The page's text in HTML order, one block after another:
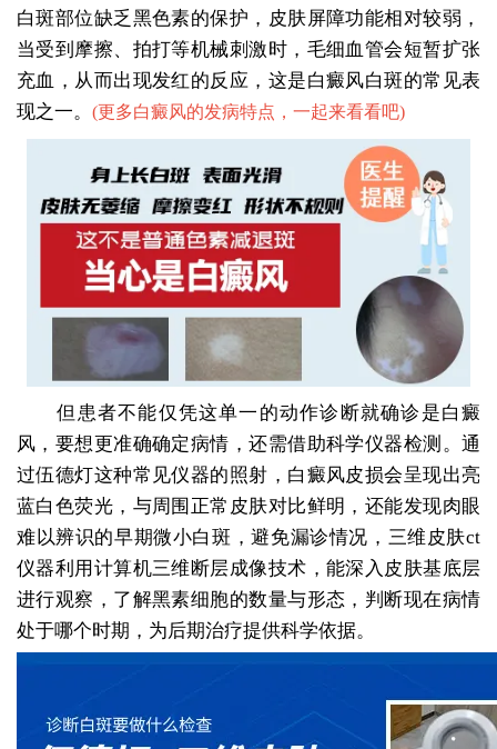
白斑部位缺乏黑色素的保护，皮肤屏障功能相对较弱，
当受到摩擦、拍打等机械刺激时，毛细血管会短暂扩张
充血，从而出现发红的反应，这是白癜风白斑的常见表
现之一。 (更多白癜风的发病特点，一起来看看吧)
但患者不能仅凭这单一的动作诊断就确诊是白癜
风，要想更准确确定病情，还需借助科学仪器检测。通
过伍德灯这种常见仪器的照射，白癜风皮损会呈现出亮
蓝白色荧光，与周围正常皮肤对比鲜明，还能发现肉眼
难以辨识的早期微小白斑，避免漏诊情况，三维皮肤ct
仪器利用计算机三维断层成像技术，能深入皮肤基底层
进行观察，了解黑素细胞的数量与形态，判断现在病情
处于哪个时期，为后期治疗提供科学依据。